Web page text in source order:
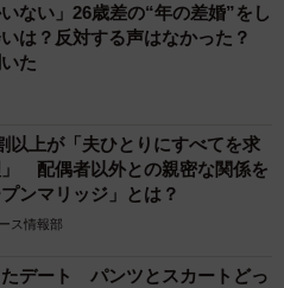
いない」26歳差の“年の差婚”をし
は？反対する声はなかった？
た
以上が「夫ひとりにすべてを求
配偶者以外との親密な関係を
ンマリッジ」とは？
ス情報部
デート パンツとスカートどっ